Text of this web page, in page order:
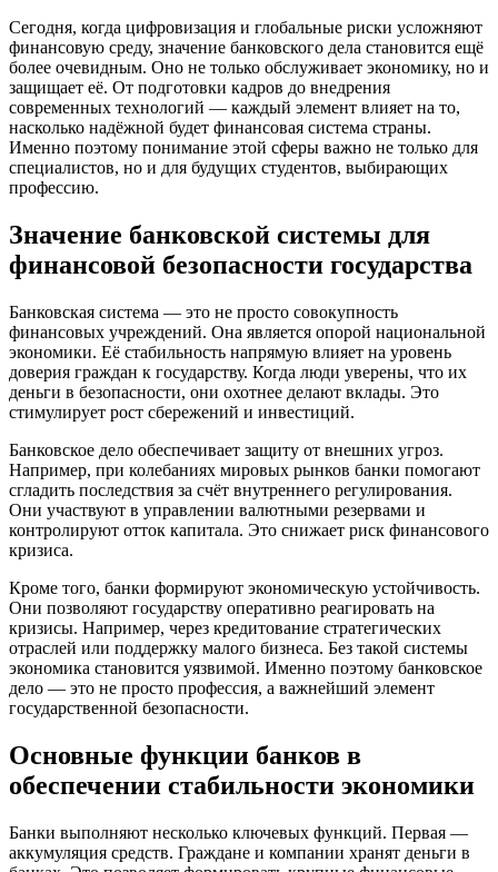
Сегодня, когда цифровизация и глобальные риски усложняют
финансовую среду, значение банковского дела становится ещё
более очевидным. Оно не только обслуживает экономику, но и
защищает её. От подготовки кадров до внедрения
современных технологий — каждый элемент влияет на то,
насколько надёжной будет финансовая система страны.
Именно поэтому понимание этой сферы важно не только для
специалистов, но и для будущих студентов, выбирающих
профессию.
Значение банковской системы для
финансовой безопасности государства
Банковская система — это не просто совокупность
финансовых учреждений. Она является опорой национальной
экономики. Её стабильность напрямую влияет на уровень
доверия граждан к государству. Когда люди уверены, что их
деньги в безопасности, они охотнее делают вклады. Это
стимулирует рост сбережений и инвестиций.
Банковское дело обеспечивает защиту от внешних угроз.
Например, при колебаниях мировых рынков банки помогают
сгладить последствия за счёт внутреннего регулирования.
Они участвуют в управлении валютными резервами и
контролируют отток капитала. Это снижает риск финансового
кризиса.
Кроме того, банки формируют экономическую устойчивость.
Они позволяют государству оперативно реагировать на
кризисы. Например, через кредитование стратегических
отраслей или поддержку малого бизнеса. Без такой системы
экономика становится уязвимой. Именно поэтому банковское
дело — это не просто профессия, а важнейший элемент
государственной безопасности.
Основные функции банков в
обеспечении стабильности экономики
Банки выполняют несколько ключевых функций. Первая —
аккумуляция средств. Граждане и компании хранят деньги в